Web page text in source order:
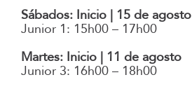
Sábados: Inicio | 15 de agosto
Junior 1: 15h00 – 17h00
Martes: Inicio | 11 de agosto
Junior 3: 16h00 – 18h00